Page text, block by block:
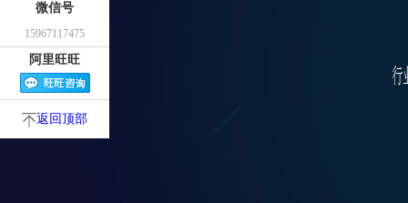
微信号
15967117475
阿里旺旺
返回顶部